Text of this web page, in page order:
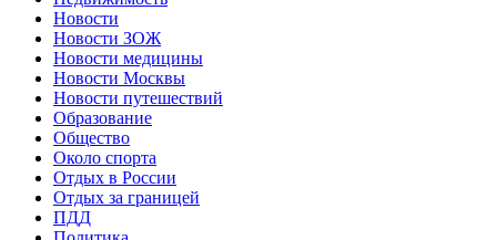
Новости
Новости ЗОЖ
Новости медицины
Новости Москвы
Новости путешествий
Образование
Общество
Около спорта
Отдых в России
Отдых за границей
ПДД